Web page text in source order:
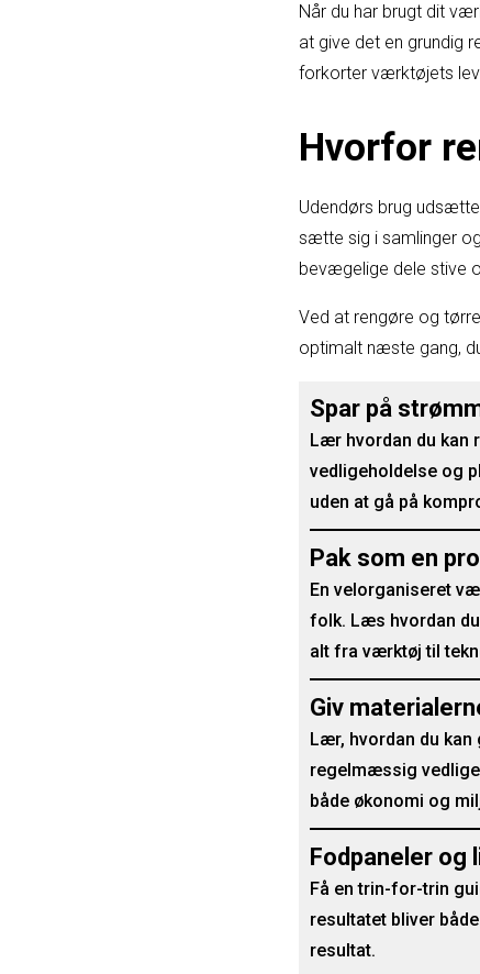
Når du har brugt dit
at give det en grundig
forkorter værktøjets
Hvorfor
Udendørs brug
sætte sig i samlinger
bevægelige dele stive
Ved at rengøre og
optimalt næste gang,
Spar på
Lær hvordan du kan
vedligeholdelse og
uden at gå på
Pak som en
En velorganiseret
folk. Læs hvordan
alt fra værktøj til
Giv
Lær, hvordan du
regelmæssig
både økonomi og
Fodpaneler
Få en trin-for-trin
resultatet bliver
resultat.